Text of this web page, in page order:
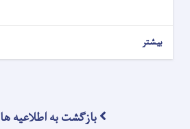
بیشتر
بازگشت به اطلاعیه ها